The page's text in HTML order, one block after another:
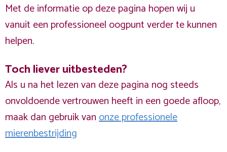
Met de informatie op deze pagina hopen wij u
vanuit een professioneel oogpunt verder te kunnen
helpen.
Toch liever uitbesteden?
Als u na het lezen van deze pagina nog steeds
onvoldoende vertrouwen heeft in een goede afloop,
maak dan gebruik vanonze professionele
mierenbestrijding